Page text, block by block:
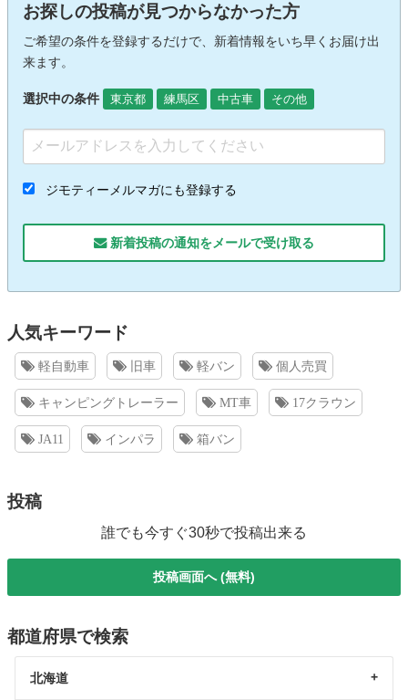
お探しの投稿が見つからなかった方
ご希望の条件を登録するだけで、新着情報をいち早くお届け出
来ます。
選択中の条件 東京都 練馬区 中古車 その他
ジモティーメルマガにも登録する
新着投稿の通知をメールで受け取る
人気キーワード
軽自動車 旧車 軽バン 個人売買
キャンピングトレーラー MT車 17クラウン
JA11 インパラ 箱バン
投稿
誰でも今すぐ30秒で投稿出来る
投稿画面へ (無料)
都道府県で検索
北海道